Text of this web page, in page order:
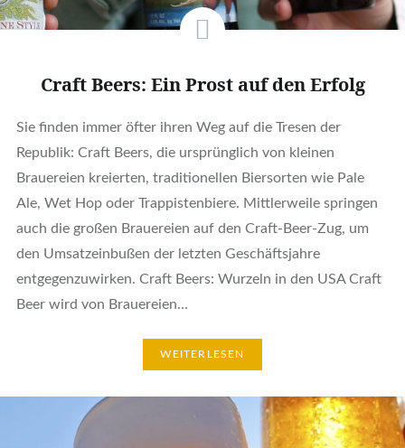
Craft Beers: Ein Prost auf den Erfolg
Sie finden immer öfter ihren Weg auf die Tresen der
Republik: Craft Beers, die ursprünglich von kleinen
Brauereien kreierten, traditionellen Biersorten wie Pale
Ale, Wet Hop oder Trappistenbiere. Mittlerweile springen
auch die großen Brauereien auf den Craft-Beer-Zug, um
den Umsatzeinbußen der letzten Geschäftsjahre
entgegenzuwirken. Craft Beers: Wurzeln in den USA Craft
Beer wird von Brauereien…
WEITERLESEN